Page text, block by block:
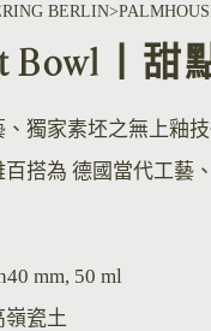
BERLIN
Bowl丨甜
獨家素坯之無上釉
百搭為 德國當代工藝
mm, 50 ml
嶺瓷土